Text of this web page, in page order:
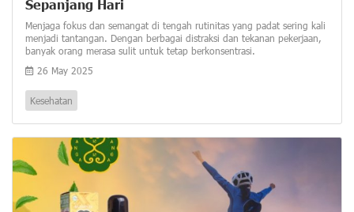
Sepanjang Hari
Menjaga fokus dan semangat di tengah rutinitas yang padat sering kali
menjadi tantangan. Dengan berbagai distraksi dan tekanan pekerjaan,
banyak orang merasa sulit untuk tetap berkonsentrasi.
26 May 2025
Kesehatan